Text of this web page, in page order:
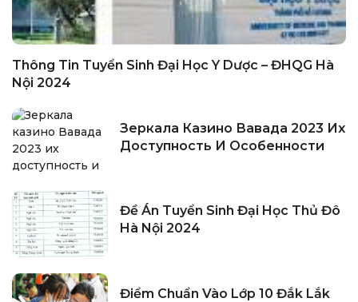
Thông Tin Tuyển Sinh Đại Học Y Dược – ĐHQG Hà
Nội 2024
Зеркала Казино Вавада 2023 Их
Доступность И Особенности
Đề Án Tuyển Sinh Đại Học Thủ Đô
Hà Nội 2024
Điểm Chuẩn Vào Lớp 10 Đắk Lắk